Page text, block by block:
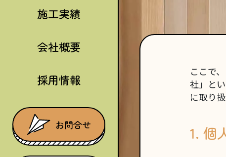
施工実績
会社概要
採用情報
お問合せ
ここで
社」と
に取り
1. 個